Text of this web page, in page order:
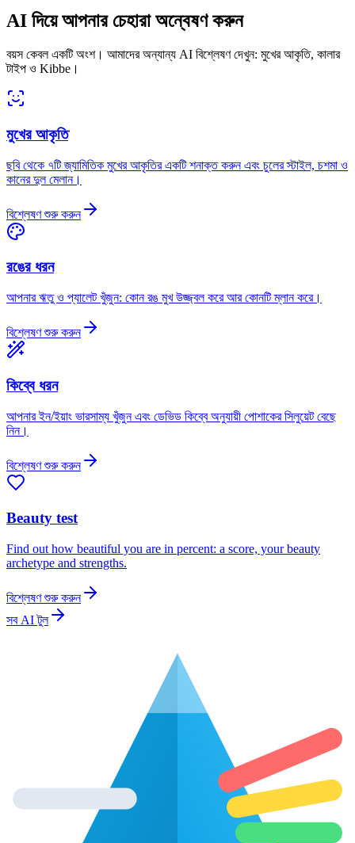
AI দিয়ে আপনার চেহারা অন্বেষণ করুন
বয়স কেবল একটি অংশ। আমাদের অন্যান্য AI বিশ্লেষণ দেখুন: মুখের আকৃতি, কালার
টাইপ ও Kibbe।
মুখের আকৃতি
ছবি থেকে ৭টি জ্যামিতিক মুখের আকৃতির একটি শনাক্ত করুন এবং চুলের স্টাইল, চশমা ও
কানের দুল মেলান।
বিশ্লেষণ শুরু করুন
রঙের ধরন
আপনার ঋতু ও প্যালেট খুঁজুন: কোন রঙ মুখ উজ্জ্বল করে আর কোনটি ম্লান করে।
বিশ্লেষণ শুরু করুন
কিব্বে ধরন
আপনার ইন/ইয়াং ভারসাম্য খুঁজুন এবং ডেভিড কিব্বে অনুযায়ী পোশাকের সিলুয়েট বেছে
নিন।
বিশ্লেষণ শুরু করুন
Beauty test
Find out how beautiful you are in percent: a score, your beauty
archetype and strengths.
বিশ্লেষণ শুরু করুন
সব AI টুল